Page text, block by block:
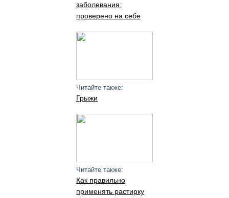
заболевания:
проверено на себе
Читайте также:
Грыжи
Читайте также:
Как правильно
применять растирку